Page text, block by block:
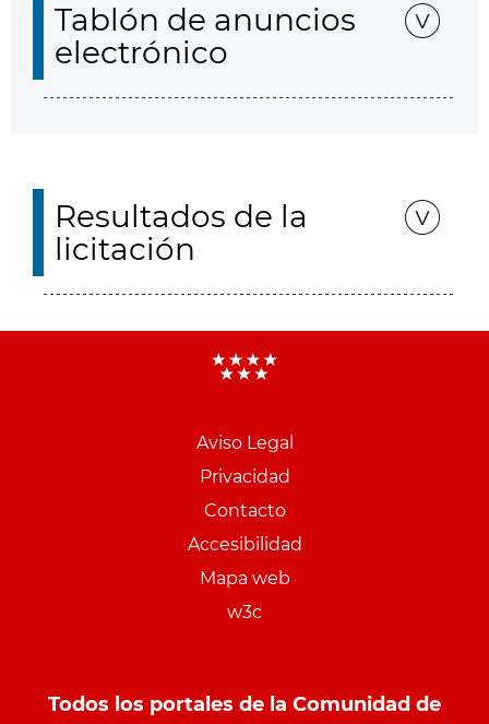
Tablón de anuncios
electrónico
Resultados de la
licitación
Aviso Legal
Privacidad
Contacto
Accesibilidad
Mapa web
w3c
Todos los portales de la Comunidad de